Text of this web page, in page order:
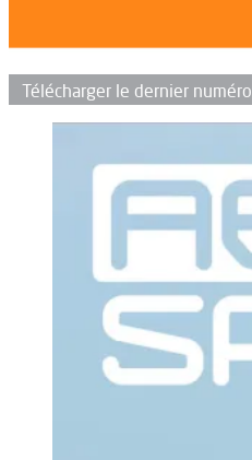
Télécharger le dernier numéro